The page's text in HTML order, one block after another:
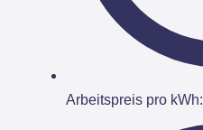
Arbeitspreis pro kWh: